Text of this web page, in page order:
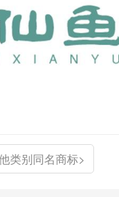
类别同名商标>